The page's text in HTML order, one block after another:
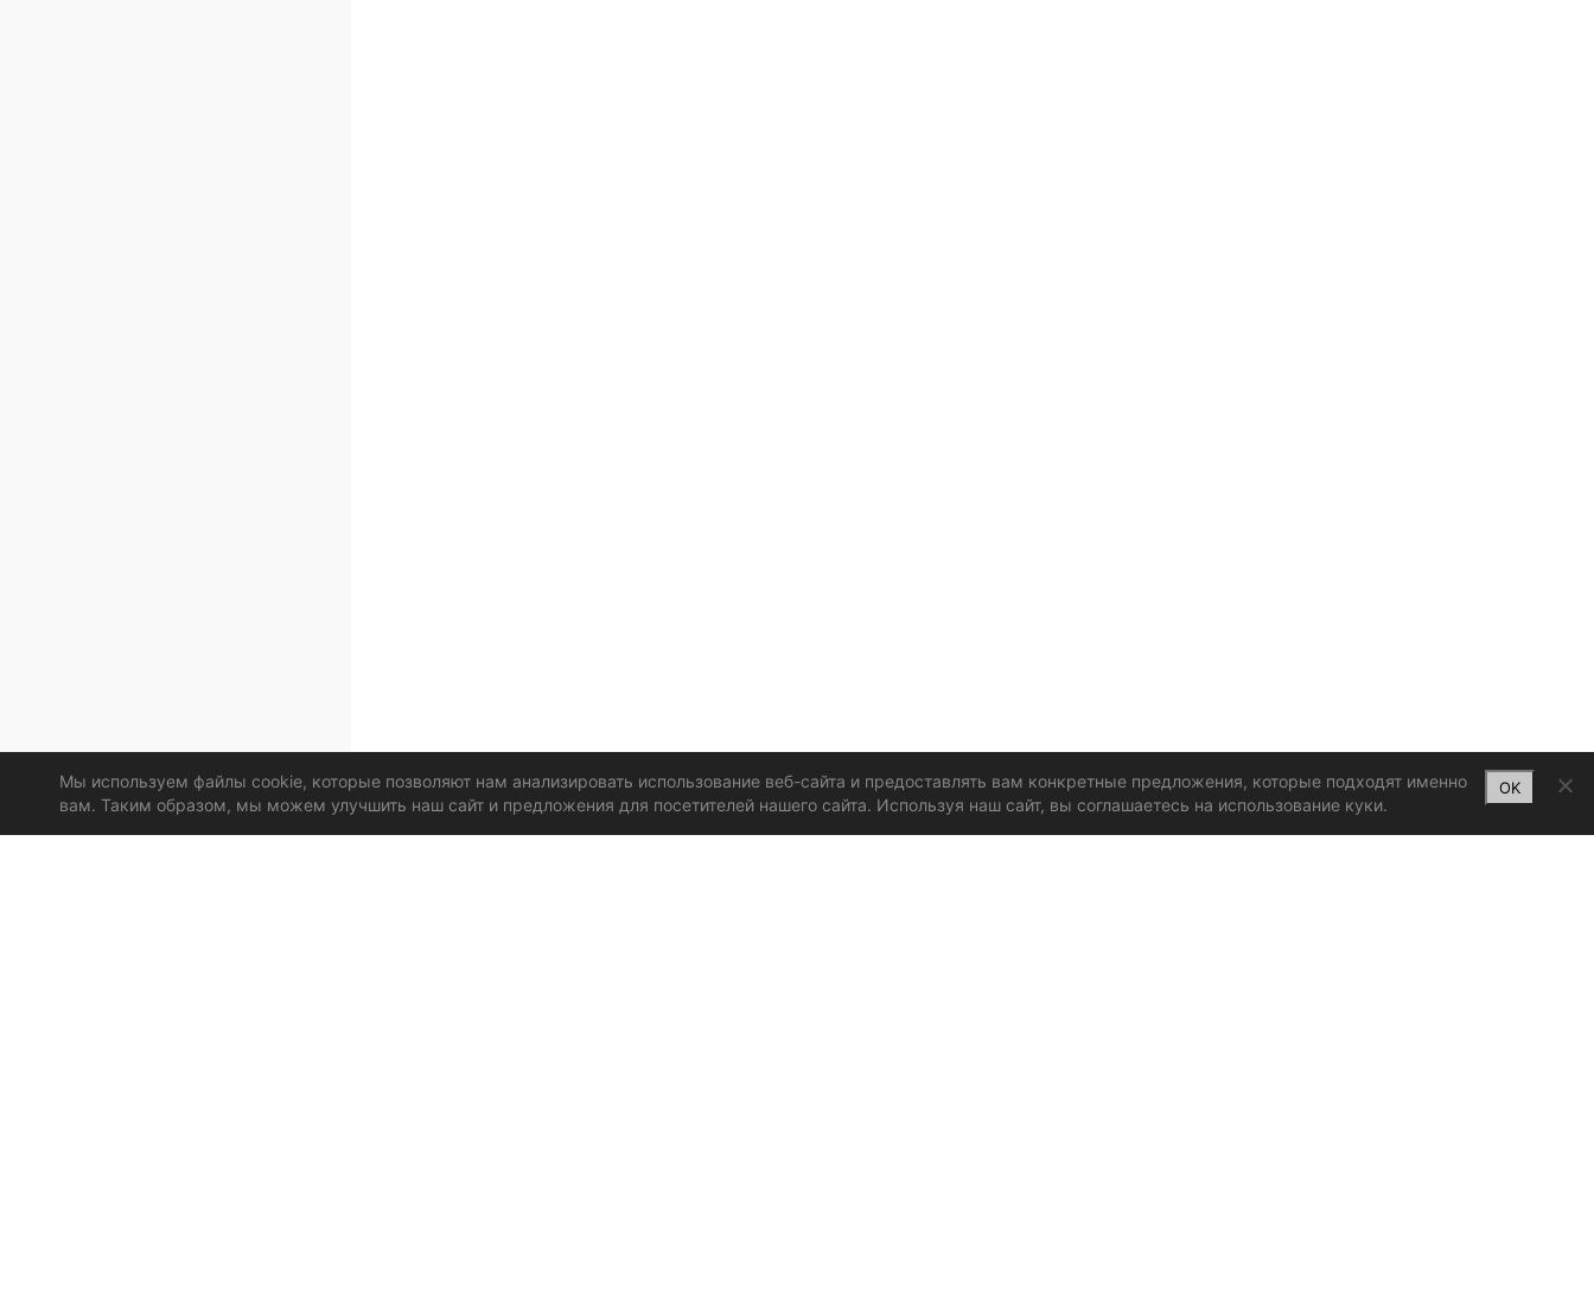
Мы используем файлы cookie, которые позволяют нам анализировать использование веб-сайта и предоставлять вам конкретные предложения, которые подходят именно
вам. Таким образом, мы можем улучшить наш сайт и предложения для посетителей нашего сайта. Используя наш сайт, вы соглашаетесь на использование куки.
OK